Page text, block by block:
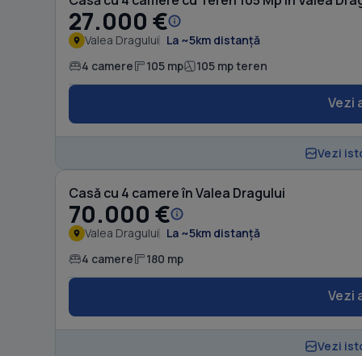
27.000 €
Valea Dragului La ~5km distanță
4 camere 105 mp 105 mp teren
Vezi
Vezi
Casă cu 4 camere în Valea Dragului
70.000 €
Valea Dragului La ~5km distanță
4 camere 180 mp
Vezi
Vezi